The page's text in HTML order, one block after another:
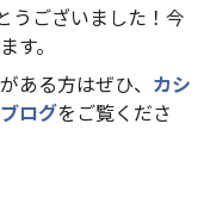
うございました！今
す。
ある方はぜひ、 カシ
ログをご覧くださ